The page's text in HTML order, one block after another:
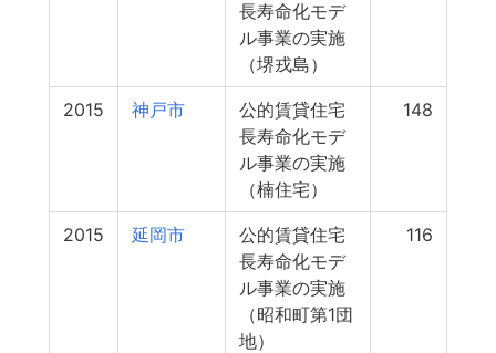
長寿命化モデ
ル事業の実施
（堺戎島）
2015 神戸市
公的賃貸住宅
長寿命化モデ
ル事業の実施
（楠住宅）
148
2015 延岡市
公的賃貸住宅
長寿命化モデ
ル事業の実施
（昭和町第1団
地）
116